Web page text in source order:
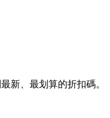
新、最划算的折扣碼。